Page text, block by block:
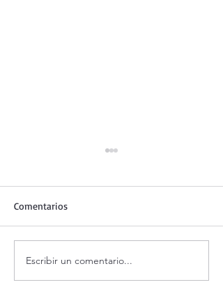
Adoración al Santísimo en
vivo / Perpetual Adoration
Comentarios
Escribir un comentario...